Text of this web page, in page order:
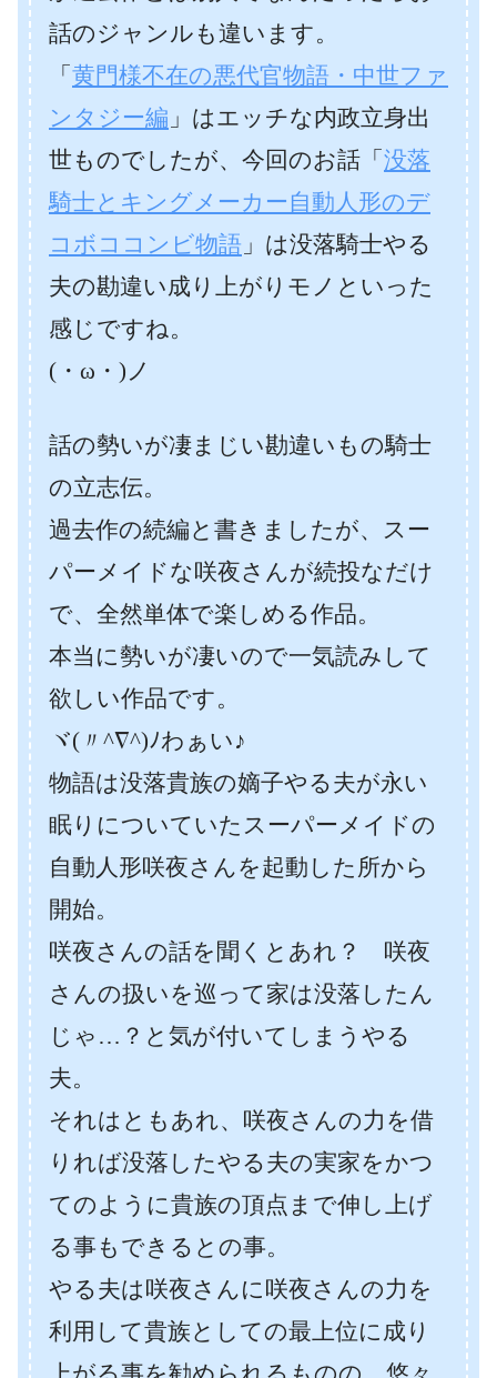
話のジャンルも違います。
「 黄門様不在の悪代官物語・中世ファ
ンタジー編 」はエッチな内政立身出
世ものでしたが、今回のお話「 没落
騎士とキングメーカー自動人形のデ
コボココンビ物語 」は没落騎士やる
夫の勘違い成り上がりモノといった
感じですね。
(・ω・)ノ
話の勢いが凄まじい勘違いもの騎士
の立志伝。
過去作の続編と書きましたが、スー
パーメイドな咲夜さんが続投なだけ
で、全然単体で楽しめる作品。
本当に勢いが凄いので一気読みして
欲しい作品です。
ヾ(〃^∇^)ﾉわぁい♪
物語は没落貴族の嫡子やる夫が永い
眠りについていたスーパーメイドの
自動人形咲夜さんを起動した所から
開始。
咲夜さんの話を聞くとあれ？ 咲夜
さんの扱いを巡って家は没落したん
じゃ…？と気が付いてしまうやる
夫。
それはともあれ、咲夜さんの力を借
りれば没落したやる夫の実家をかつ
てのように貴族の頂点まで伸し上げ
る事もできるとの事。
やる夫は咲夜さんに咲夜さんの力を
利用して貴族としての最上位に成り